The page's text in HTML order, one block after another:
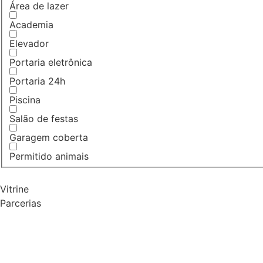
Área de lazer
Academia
Elevador
Portaria eletrônica
Portaria 24h
Piscina
Salão de festas
Garagem coberta
Permitido animais
Vitrine
Parcerias